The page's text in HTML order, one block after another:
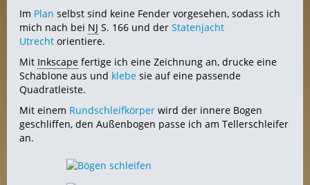
Im Plan selbst sind keine Fender vorgesehen, sodass ich
mich nach bei NJ S. 166 und der Statenjacht
Utrecht orientiere.
Mit Inkscape fertige ich eine Zeichnung an, drucke eine
Schablone aus und klebe sie auf eine passende
Quadratleiste.
Mit einem Rundschleifkörper wird der innere Bogen
geschliffen, den Außenbogen passe ich am Tellerschleifer
an.